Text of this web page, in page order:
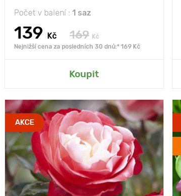
Počet v balení : 1 saz
139 Kč 169 Kč
Nejnižší cena za posledních 30 dnů:* 169 Kč
Koupit
Přidat do mé zahrady
AKCE
Type pots C3
Věk sazenice 3 roky
Vlastnosti
Poupata vypadají jako
zmrzlinové koule s
jahodovou
marmeládou.